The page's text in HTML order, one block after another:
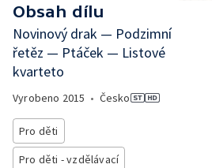
Obsah dílu
Novinový drak — Podzimní
řetěz — Ptáček — Listové
kvarteto
Vyrobeno 2015 • Česko
Pro děti
Pro děti - vzdělávací